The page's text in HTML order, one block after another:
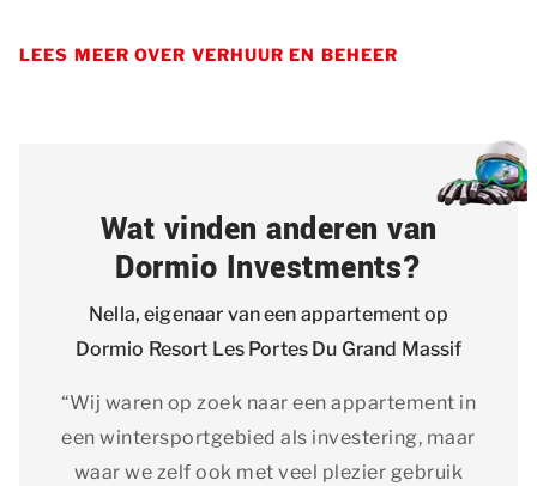
LEES MEER OVER VERHUUR EN BEHEER
Wat vinden anderen van
Dormio Investments?
Nella, eigenaar van een appartement op
Dormio Resort Les Portes Du Grand Massif
“Wij waren op zoek naar een appartement in
een wintersportgebied als investering, maar
waar we zelf ook met veel plezier gebruik